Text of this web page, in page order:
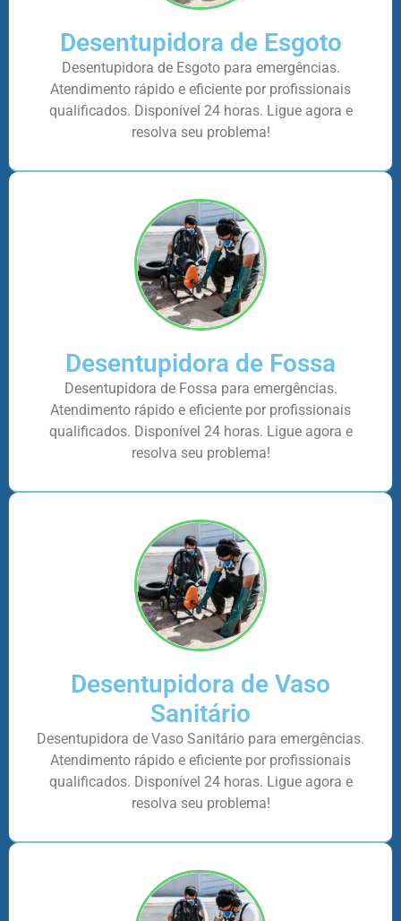
Desentupidora de Esgoto
Desentupidora de Esgoto para emergências.
Atendimento rápido e eficiente por profissionais
qualificados. Disponível 24 horas. Ligue agora e
resolva seu problema!
Desentupidora de Fossa
Desentupidora de Fossa para emergências.
Atendimento rápido e eficiente por profissionais
qualificados. Disponível 24 horas. Ligue agora e
resolva seu problema!
Desentupidora de Vaso
Sanitário
Desentupidora de Vaso Sanitário para emergências.
Atendimento rápido e eficiente por profissionais
qualificados. Disponível 24 horas. Ligue agora e
resolva seu problema!